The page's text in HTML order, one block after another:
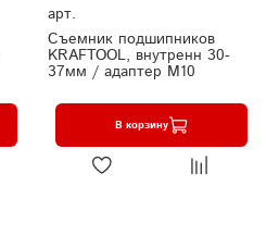
арт.
Съемник подшипников
KRAFTOOL, внутренн 30-
37мм / адаптер М10
В корзину